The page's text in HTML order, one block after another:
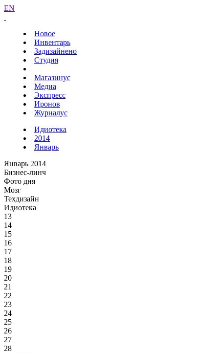
EN
Новое
Инвентарь
Задизайнено
Студия
Магазинус
Медиа
Экспресс
Иронов
Журналус
Идиотека
2014
Январь
Январь 2014
Бизнес-линч
Фото дня
Мозг
Техдизайн
Идиотека
13
14
15
16
17
18
19
20
21
22
23
24
25
26
27
28